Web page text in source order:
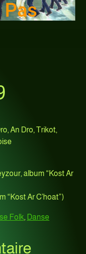
An Dro, Trikot,
album “Kost Ar
“Kost Ar C’hoat”)
Folk, Danse